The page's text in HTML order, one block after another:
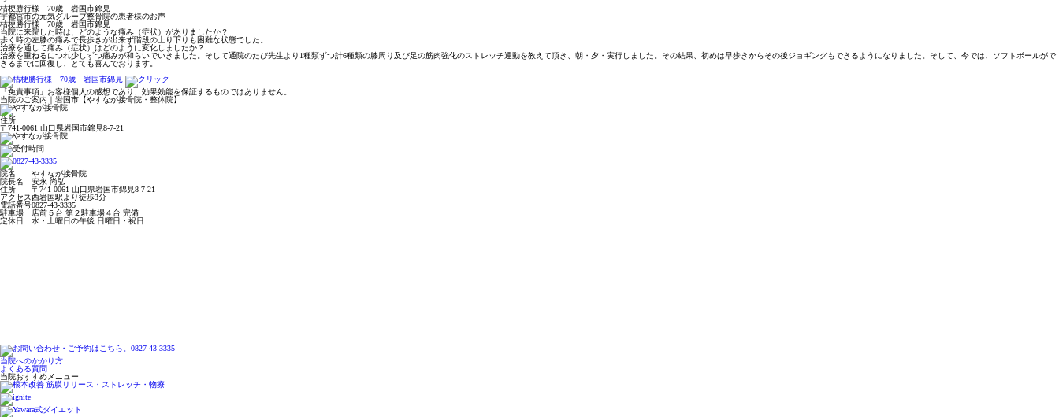
桔梗勝行様 70歳 岩国市錦見
宇都宮市の元気グループ整骨院の患者様のお声
桔梗勝行様 70歳 岩国市錦見
当院に来院した時は、どのような痛み（症状）がありましたか？
歩く時の左膝の痛みで長歩きが出来ず階段の上り下りも困難な状態でした。
治療を通して痛み（症状）はどのように変化しましたか？
治療を重ねるにつれ少しずつ痛みが和らいでいきました。そして通院のたび先生より1種類ずつ計6種類の膝周り及び足の筋肉強化のストレッチ運動を教えて頂き、朝・夕・実行しました。その結果、初めは早歩きからその後ジョギングもできるようになりました。そして、今では、ソフトボールがで
きるまでに回復し、とても喜んでおります。
「免責事項」お客様個人の感想であり、効果効能を保証するものではありません。
当院のご案内｜岩国市【やすなが接骨院・整体院】
住所
〒741-0061 山口県岩国市錦見8-7-21
院名
やすなが接骨院
院長名
安永 尚弘
住所
〒741-0061 山口県岩国市錦見8-7-21
アクセス西岩国駅より徒歩3分
電話番号0827-43-3335
駐車場
店前５台 第２駐車場４台 完備
定休日
水・土曜日の午後 日曜日・祝日
当院へのかかり方
よくある質問
当院おすすめメニュー